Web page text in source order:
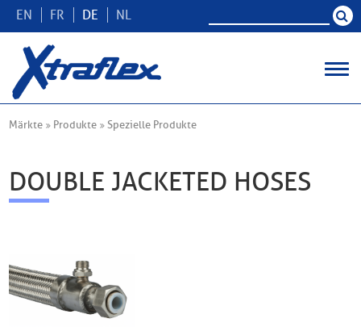
EN FR DE NL
Märkte Produkte Spezielle Produkte
DOUBLE JACKETED HOSES